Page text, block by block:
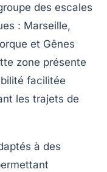
des escales
: Marseille,
et Gênes
zone présente
facilitée
les trajets de
à des